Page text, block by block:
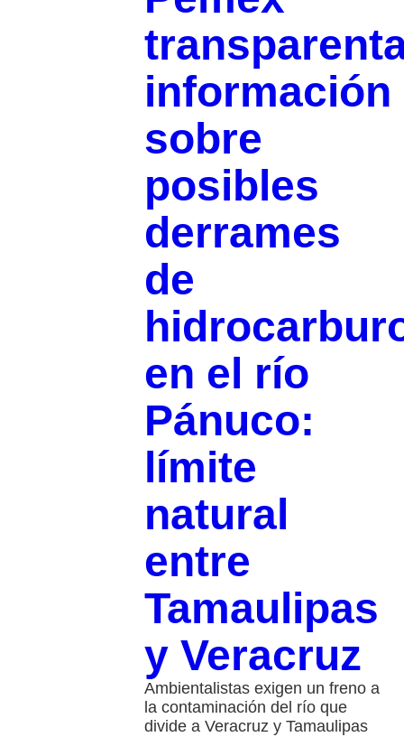
información
sobre
posibles
derrames
de
en el río
Pánuco:
límite
natural
entre
Tamaulipas
y Veracruz
Ambientalistas exigen un freno a
la contaminación del río que
divide a Veracruz y Tamaulipas